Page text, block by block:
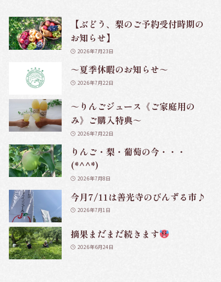
【ぶどう、梨のご予約受付時期の
お知らせ】
2026年7月23日
～夏季休暇のお知らせ～
2026年7月22日
～りんごジュース《ご家庭用の
み》ご購入特典～
2026年7月22日
りんご・梨・葡萄の今・・・
(*^^*)
2026年7月8日
今月7/11は善光寺のびんずる市♪
2026年7月1日
摘果まだまだ続きます
2026年6月24日